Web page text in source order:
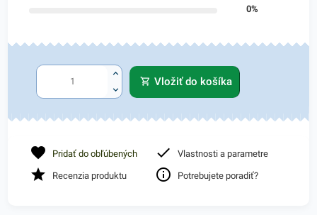
0%
Vložiť do košíka
Pridať do obľúbených Vlastnosti a parametre
Recenzia produktu Potrebujete poradiť?